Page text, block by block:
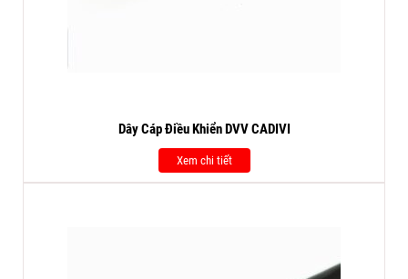
Dây Cáp Điều Khiển DVV CADIVI
Xem chi tiết